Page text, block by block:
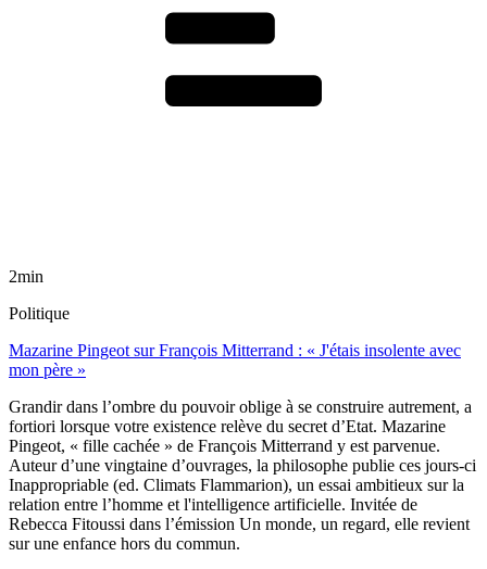
2min
Politique
Mazarine Pingeot sur François Mitterrand : « J'étais insolente avec
mon père »
Grandir dans l’ombre du pouvoir oblige à se construire autrement, a
fortiori lorsque votre existence relève du secret d’Etat. Mazarine
Pingeot, « fille cachée » de François Mitterrand y est parvenue.
Auteur d’une vingtaine d’ouvrages, la philosophe publie ces jours-ci
Inappropriable (ed. Climats Flammarion), un essai ambitieux sur la
relation entre l’homme et l'intelligence artificielle. Invitée de
Rebecca Fitoussi dans l’émission Un monde, un regard, elle revient
sur une enfance hors du commun.